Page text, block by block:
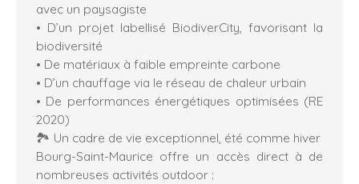
avec un paysagiste
• D’un projet labellisé BiodiverCity, favorisant la
biodiversité
• De matériaux à faible empreinte carbone
• D’un chauffage via le réseau de chaleur urbain
• De performances énergétiques optimisées (RE
2020)
🏞️ Un cadre de vie exceptionnel, été comme hiver
Bourg-Saint-Maurice offre un accès direct à de
nombreuses activités outdoor :